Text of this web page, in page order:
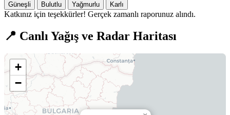
Güneşli
Bulutlu
Yağmurlu
Karlı
Katkınız için teşekkürler! Gerçek zamanlı raporunuz alındı.
📍 Canlı Yağış ve Radar Haritası
+
−